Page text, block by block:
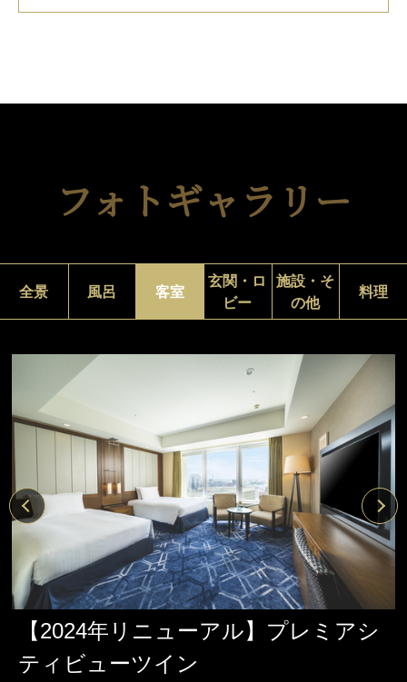
フォトギャラリー
全景 風呂 客室
玄関・ロ
ビー
施設・そ
の他
料理
【2024年リニューアル】プレミアシ
ティビューツイン